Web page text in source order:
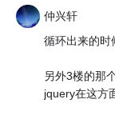
仲兴轩
循环出来的时
另外3楼的那
jquery在这方